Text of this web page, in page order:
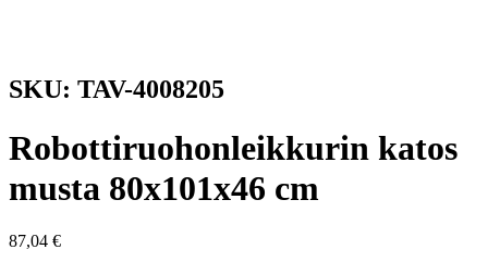
SKU: TAV-4008205
Robottiruohonleikkurin katos
musta 80x101x46 cm
87,04 €